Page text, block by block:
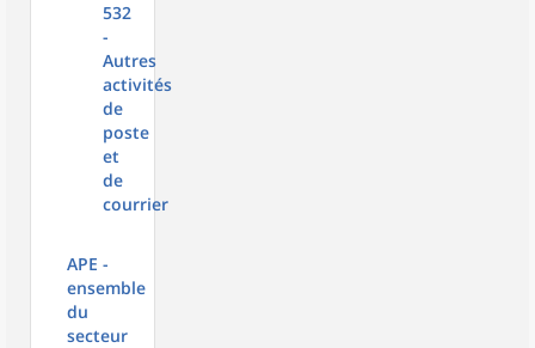
532
-
Autres
activités
de
poste
et
de
courrier
APE -
ensemble
du
secteur